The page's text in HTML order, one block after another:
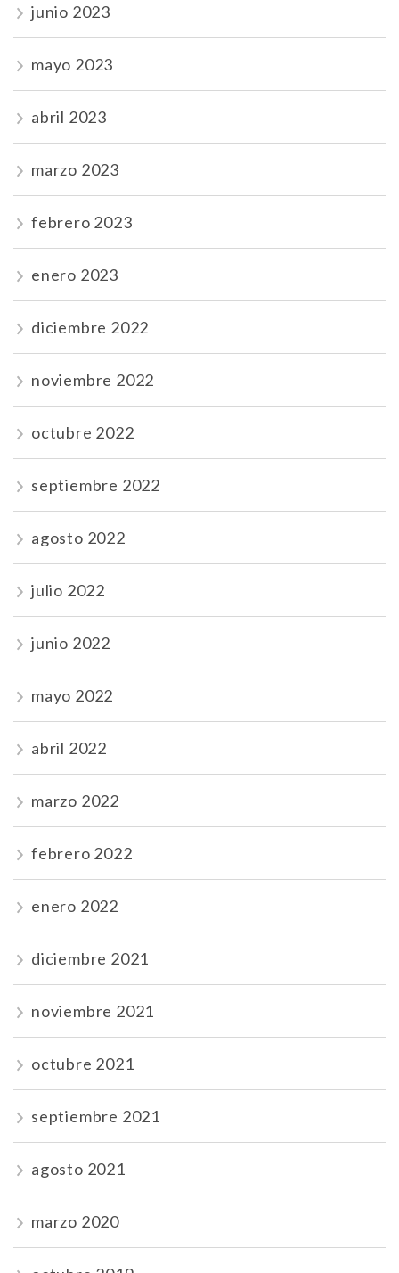
junio 2023
mayo 2023
abril 2023
marzo 2023
febrero 2023
enero 2023
diciembre 2022
noviembre 2022
octubre 2022
septiembre 2022
agosto 2022
julio 2022
junio 2022
mayo 2022
abril 2022
marzo 2022
febrero 2022
enero 2022
diciembre 2021
noviembre 2021
octubre 2021
septiembre 2021
agosto 2021
marzo 2020